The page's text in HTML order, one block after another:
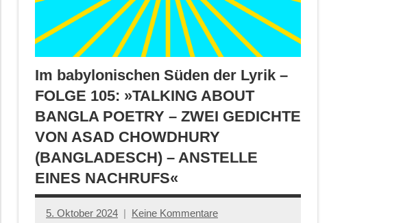
Im babylonischen Süden der Lyrik –
FOLGE 105: »TALKING ABOUT
BANGLA POETRY – ZWEI GEDICHTE
VON ASAD CHOWDHURY
(BANGLADESCH) – ANSTELLE
EINES NACHRUFS«
5. Oktober 2024 Keine Kommentare